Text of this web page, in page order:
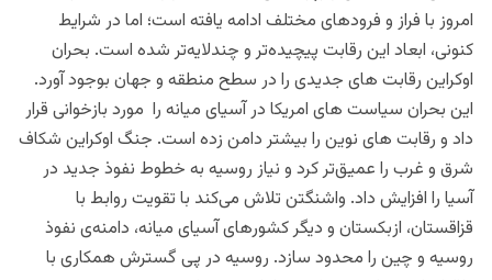
امروز با فراز و فرودهای مختلف ادامه یافته است؛ اما در شرایط
کنونی، ابعاد این رقابت پیچیده‌تر و چندلایه‌تر شده است. بحران
اوکراین رقابت های جدیدی را در سطح منطقه و جهان بوجود آورد.
این بحران سیاست های امریکا در آسیای میانه را مورد بازخوانی قرار
داد و رقابت های نوین را بیشتر دامن زده است. جنگ اوکراین شکاف
شرق و غرب را عمیق‌تر کرد و نیاز روسیه به خطوط نفوذ جدید در
آسیا را افزایش داد. واشنگتن تلاش می‌کند با تقویت روابط با
قزاقستان، ازبکستان و دیگر کشورهای آسیای میانه، دامنه‌ی نفوذ
روسیه و چین را محدود سازد. روسیه در پی گسترش همکاری با